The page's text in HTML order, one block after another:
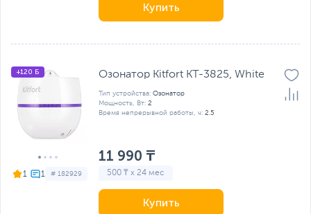
Купить
1 # 182929
+120 Б Озонатор Kitfort KT-3825, White
Тип устройства: Озонатор
Мощность, Вт: 2
Время непрерывной работы, ч: 2.5
11 990 ₸
500 ₸ x 24 мес
Купить